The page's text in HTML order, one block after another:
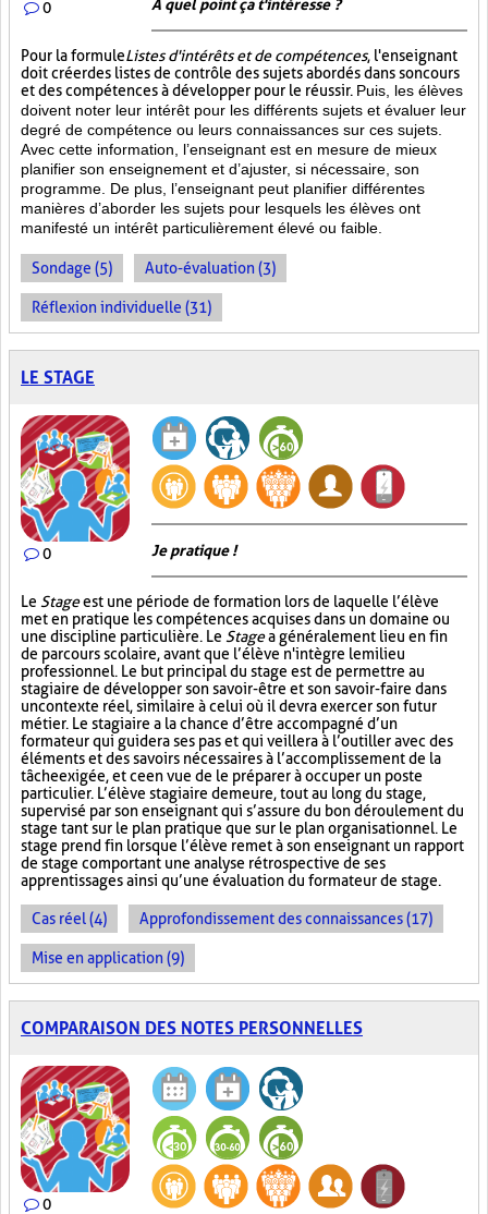
0 À quel point ça t'intéresse ?
Pour la formuleListes d'intérêts et de compétences, l'enseignant
doit créer des listes de contrôle des sujets abordés dans son cours
et des compétences à développer pour le réussir. Puis, les élèves
doivent noter leur intérêt pour les différents sujets et évaluer leur
degré de compétence ou leurs connaissances sur ces sujets.
Avec cette information, l’enseignant est en mesure de mieux
planifier son enseignement et d’ajuster, si nécessaire, son
programme. De plus, l’enseignant peut planifier différentes
manières d’aborder les sujets pour lesquels les élèves ont
manifesté un intérêt particulièrement élevé ou faible.
Sondage (5) Auto-évaluation (3)
Réflexion individuelle (31)
LE STAGE
0 Je pratique !
Le Stageest une période de formation lors de laquelle l’élève
met en pratique les compétences acquises dans un domaine ou
une discipline particulière. Le Stagea généralement lieu en fin
de parcours scolaire, avant que l’élève n'intègre le milieu
professionnel. Le but principal du stage est de permettre au
stagiaire de développer son savoir-être et son savoir-faire dans
un contexte réel, similaire à celui où il devra exercer son futur
métier. Le stagiaire a la chance d’être accompagné d’un
formateur qui guidera ses pas et qui veillera à l’outiller avec des
éléments et des savoirs nécessaires à l’accomplissement de la
tâche exigée, et ce en vue de le préparer à occuper un poste
particulier. L’élève stagiaire demeure, tout au long du stage,
supervisé par son enseignant qui s’assure du bon déroulement du
stage tant sur le plan pratique que sur le plan organisationnel. Le
stage prend fin lorsque l’élève remet à son enseignant un rapport
de stage comportant une analyse rétrospective de ses
apprentissages ainsi qu’une évaluation du formateur de stage.
Cas réel (4) Approfondissement des connaissances (17)
Mise en application (9)
COMPARAISON DES NOTES PERSONNELLES
0